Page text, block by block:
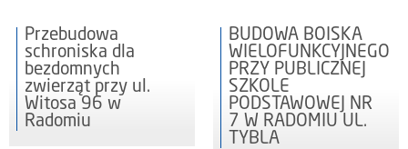
Przebudowa
schroniska dla
bezdomnych
zwierząt przy ul.
Witosa 96 w
Radomiu
BUDOWA BOISKA
WIELOFUNKCYJNEGO
PRZY PUBLICZNEJ
SZKOLE
PODSTAWOWEJ NR
7 W RADOMIU UL.
TYBLA